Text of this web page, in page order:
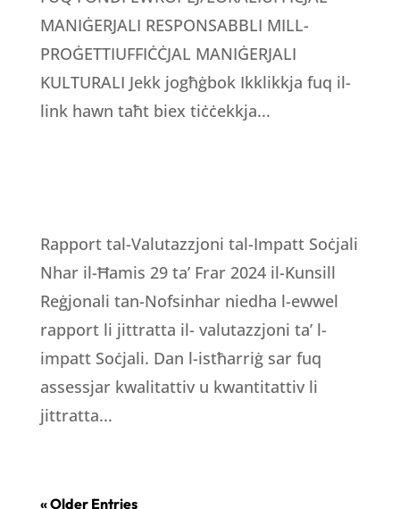
MANIĠERJALI RESPONSABBLI MILL-
PROĠETTIUFFIĊĊJAL MANIĠERJALI
KULTURALI Jekk jogħġbok Ikklikkja fuq il-
link hawn taħt biex tiċċekkja...
Rapport tal-Valutazzjoni tal-Impatt Soċjali
Nhar il-Ħamis 29 ta’ Frar 2024 il-Kunsill
Reġjonali tan-Nofsinhar niedha l-ewwel
rapport li jittratta il- valutazzjoni ta’ l-
impatt Soċjali. Dan l-istħarriġ sar fuq
assessjar kwalitattiv u kwantitattiv li
jittratta...
« Older Entries